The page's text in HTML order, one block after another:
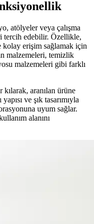
atölyeler veya çalışma
tercih edebilir. Özellikle,
kolay erişim sağlamak için
malzemeleri, temizlik
malzemeleri gibi farklı
kılarak, aranılan ürüne
ve şık tasarımıyla
uyum sağlar.
alanını